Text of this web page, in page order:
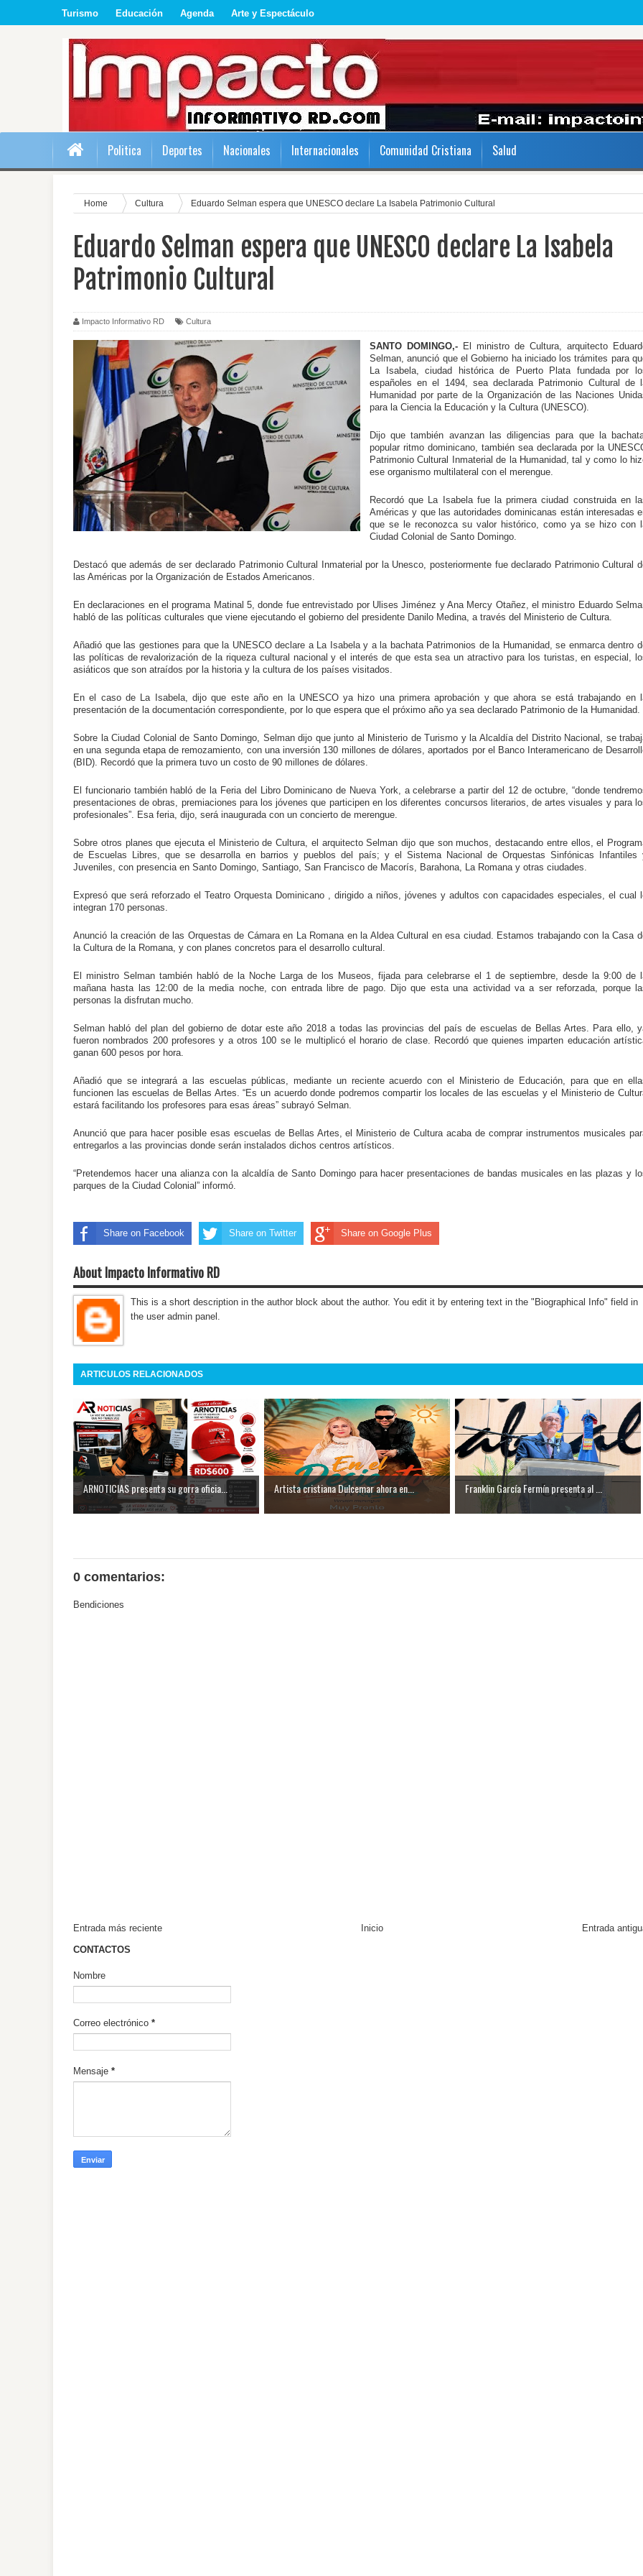
Turismo Educación Agenda Arte y Espectáculo
Politica Deportes Nacionales Internacionales Comunidad Cristiana Salud
Home Cultura Eduardo Selman espera que UNESCO declare La Isabela Patrimonio Cultural
Eduardo Selman espera que UNESCO declare La Isabela
Patrimonio Cultural
Impacto Informativo RD Cultura
SANTO DOMINGO,- El ministro de Cultura, arquitecto
Selman, anunció que el Gobierno ha iniciado los trámites para
La Isabela, ciudad histórica de Puerto Plata fundada por
españoles en el 1494, sea declarada Patrimonio Cultural de
Humanidad por parte de la Organización de las Naciones
para la Ciencia la Educación y la Cultura (UNESCO).
Dijo que también avanzan las diligencias para que la
popular ritmo dominicano, también sea declarada por la
Patrimonio Cultural Inmaterial de la Humanidad, tal y como lo
ese organismo multilateral con el merengue.
Recordó que La Isabela fue la primera ciudad construida en
Américas y que las autoridades dominicanas están interesadas
que se le reconozca su valor histórico, como ya se hizo con
Ciudad Colonial de Santo Domingo.
Destacó que además de ser declarado Patrimonio Cultural Inmaterial por la Unesco, posteriormente fue declarado Patrimonio Cultural
las Américas por la Organización de Estados Americanos.
En declaraciones en el programa Matinal 5, donde fue entrevistado por Ulises Jiménez y Ana Mercy Otañez, el ministro Eduardo
habló de las políticas culturales que viene ejecutando el gobierno del presidente Danilo Medina, a través del Ministerio de Cultura.
Añadió que las gestiones para que la UNESCO declare a La Isabela y a la bachata Patrimonios de la Humanidad, se enmarca dentro
las políticas de revalorización de la riqueza cultural nacional y el interés de que esta sea un atractivo para los turistas, en especial,
asiáticos que son atraídos por la historia y la cultura de los países visitados.
En el caso de La Isabela, dijo que este año en la UNESCO ya hizo una primera aprobación y que ahora se está trabajando en
presentación de la documentación correspondiente, por lo que espera que el próximo año ya sea declarado Patrimonio de la Humanidad.
Sobre la Ciudad Colonial de Santo Domingo, Selman dijo que junto al Ministerio de Turismo y la Alcaldía del Distrito Nacional, se
en una segunda etapa de remozamiento, con una inversión 130 millones de dólares, aportados por el Banco Interamericano de
(BID). Recordó que la primera tuvo un costo de 90 millones de dólares.
El funcionario también habló de la Feria del Libro Dominicano de Nueva York, a celebrarse a partir del 12 de octubre, “donde
presentaciones de obras, premiaciones para los jóvenes que participen en los diferentes concursos literarios, de artes visuales y para
profesionales”. Esa feria, dijo, será inaugurada con un concierto de merengue.
Sobre otros planes que ejecuta el Ministerio de Cultura, el arquitecto Selman dijo que son muchos, destacando entre ellos, el
de Escuelas Libres, que se desarrolla en barrios y pueblos del país; y el Sistema Nacional de Orquestas Sinfónicas Infantiles
Juveniles, con presencia en Santo Domingo, Santiago, San Francisco de Macorís, Barahona, La Romana y otras ciudades.
Expresó que será reforzado el Teatro Orquesta Dominicano , dirigido a niños, jóvenes y adultos con capacidades especiales, el cual
integran 170 personas.
Anunció la creación de las Orquestas de Cámara en La Romana en la Aldea Cultural en esa ciudad. Estamos trabajando con la Casa
la Cultura de la Romana, y con planes concretos para el desarrollo cultural.
El ministro Selman también habló de la Noche Larga de los Museos, fijada para celebrarse el 1 de septiembre, desde la 9:00 de
mañana hasta las 12:00 de la media noche, con entrada libre de pago. Dijo que esta una actividad va a ser reforzada, porque
personas la disfrutan mucho.
Selman habló del plan del gobierno de dotar este año 2018 a todas las provincias del país de escuelas de Bellas Artes. Para ello,
fueron nombrados 200 profesores y a otros 100 se le multiplicó el horario de clase. Recordó que quienes imparten educación
ganan 600 pesos por hora.
Añadió que se integrará a las escuelas públicas, mediante un reciente acuerdo con el Ministerio de Educación, para que en
funcionen las escuelas de Bellas Artes. “Es un acuerdo donde podremos compartir los locales de las escuelas y el Ministerio de
estará facilitando los profesores para esas áreas” subrayó Selman.
Anunció que para hacer posible esas escuelas de Bellas Artes, el Ministerio de Cultura acaba de comprar instrumentos musicales
entregarlos a las provincias donde serán instalados dichos centros artísticos.
“Pretendemos hacer una alianza con la alcaldía de Santo Domingo para hacer presentaciones de bandas musicales en las plazas y
parques de la Ciudad Colonial” informó.
Share on Facebook Share on Twitter Share on Google Plus
About Impacto Informativo RD
This is a short description in the author block about the author. You edit it by entering text in the "Biographical Info" field in
the user admin panel.
ARTICULOS RELACIONADOS
ARNOTICIAS presenta su gorra oficia... Artista cristiana Dulcemar ahora en... Franklin García Fermín presenta al ...
0 comentarios:
Bendiciones
Entrada más reciente Entrada
Inicio
CONTACTOS
Nombre
Correo electrónico *
Mensaje *